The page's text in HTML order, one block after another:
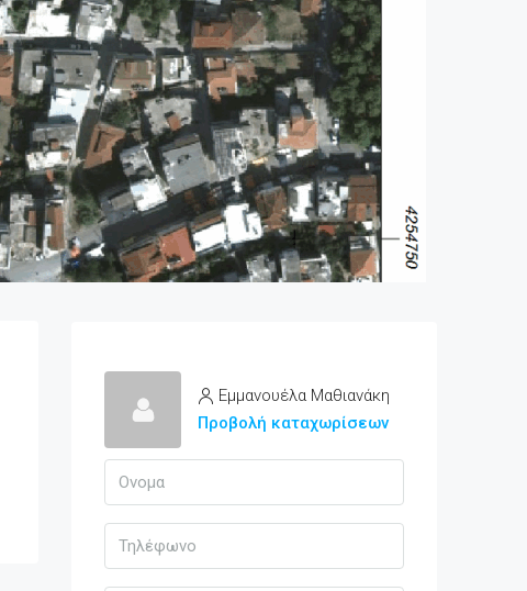
Εμμανουέλα Μαθιανάκη
Προβολή καταχωρίσεων